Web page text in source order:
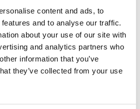
content and ads, to
and to analyse our traffic.
about your use of our site with
and analytics partners who
information that you’ve
they’ve collected from your use
σε εκπαιδευτικούς Α/θμιας και
και Ιδιωτικής), οι οποίοι
σχετικά με το tinkering STEM. Κατά